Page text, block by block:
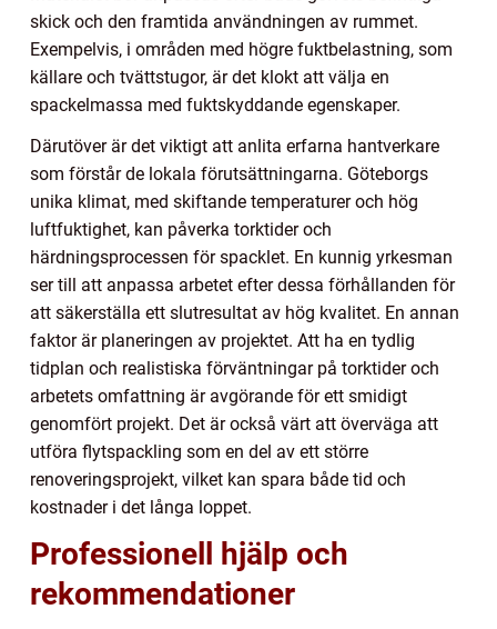
skick och den framtida användningen av rummet.
Exempelvis, i områden med högre fuktbelastning, som
källare och tvättstugor, är det klokt att välja en
spackelmassa med fuktskyddande egenskaper.
Därutöver är det viktigt att anlita erfarna hantverkare
som förstår de lokala förutsättningarna. Göteborgs
unika klimat, med skiftande temperaturer och hög
luftfuktighet, kan påverka torktider och
härdningsprocessen för spacklet. En kunnig yrkesman
ser till att anpassa arbetet efter dessa förhållanden för
att säkerställa ett slutresultat av hög kvalitet. En annan
faktor är planeringen av projektet. Att ha en tydlig
tidplan och realistiska förväntningar på torktider och
arbetets omfattning är avgörande för ett smidigt
genomfört projekt. Det är också värt att överväga att
utföra flytspackling som en del av ett större
renoveringsprojekt, vilket kan spara både tid och
kostnader i det långa loppet.
Professionell hjälp och
rekommendationer